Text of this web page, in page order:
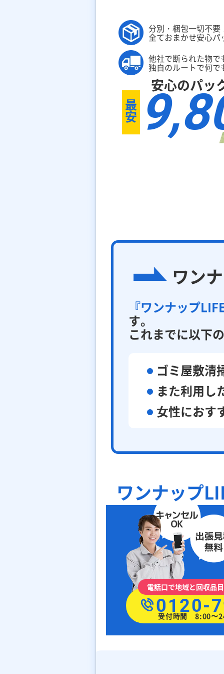
分別・梱包一切不要
全ておまかせ安心パ
他社で断られた物で
独自のルートで何で
安心のパッ
最
安
ワン
『ワンナップ
す。
これまでに以下
ゴミ屋敷清
また利用し
女性におす
ワンナップ
電話口で地域と回収品
0120-
受付時間 8:00〜